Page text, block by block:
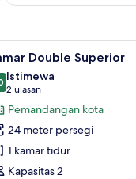
Brankas, meja kerja,
5 Double Superior
dari 10
Istimewa
2 ulasan
(2
ulasan)
Pemandangan kota
24 meter persegi
1 kamar tidur
Kapasitas 2